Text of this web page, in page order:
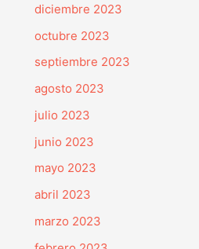
diciembre 2023
octubre 2023
septiembre 2023
agosto 2023
julio 2023
junio 2023
mayo 2023
abril 2023
marzo 2023